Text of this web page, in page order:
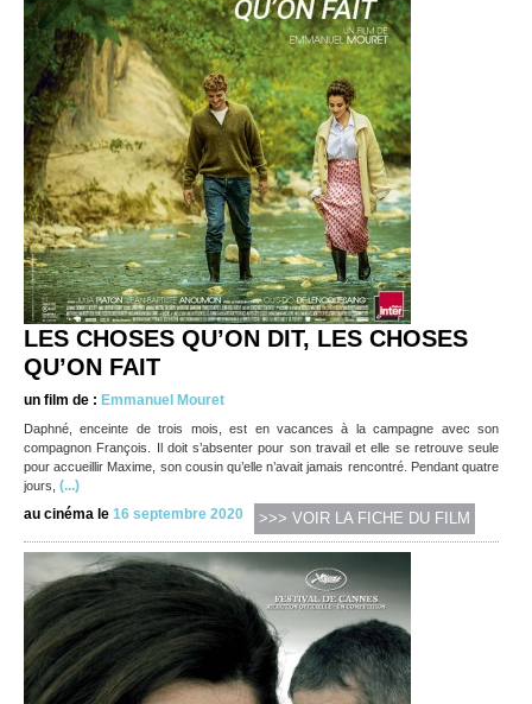
LES CHOSES QU’ON DIT, LES CHOSES
QU’ON FAIT
un film de : Emmanuel Mouret
Daphné, enceinte de trois mois, est en vacances à la campagne avec son
compagnon François. Il doit s’absenter pour son travail et elle se retrouve seule
pour accueillir Maxime, son cousin qu’elle n’avait jamais rencontré. Pendant quatre
jours, (...)
au cinéma le 16 septembre 2020 >>> VOIR LA FICHE DU FILM